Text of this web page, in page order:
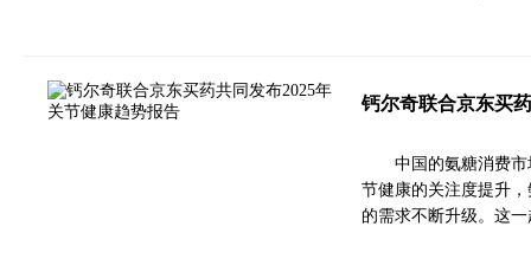
钙尔奇联合京东买
中国的氨糖消费
节健康的关注度提升
的需求不断升级。这